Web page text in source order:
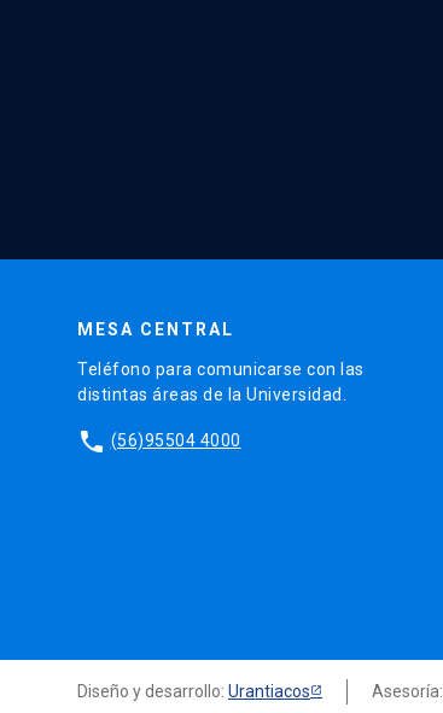
MESA CENTRAL
Teléfono para comunicarse con las
distintas áreas de la Universidad.
phone (56)95504 4000
Diseño y desarrollo: Urantiacos Asesoría: